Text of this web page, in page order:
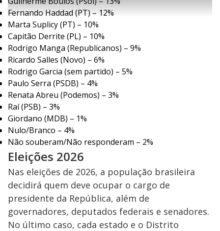
a
y
V
d
e
o
g
u
n
o
e
g
u
M
u
o
Fernando Haddad (PT) – 12%
Marta Suplicy (PT) – 10%
Capitão Derrite (PL) – 10%
Rodrigo Manga (Republicanos) – 9%
Ricardo Salles (Novo) – 6%
Rodrigo Garcia (sem partido) – 5%
Paulo Serra (PSDB) – 4%
Renata Abreu (Podemos) – 3%
Raí (PSB) – 3%
Giordano (MDB) – 1%
Nulo/Branco – 4%
Não souberam/Não responderam – 2%
Eleições 2026
Nas eleições de 2026, a população brasileira
decidirá quem deve ocupar o cargo de
presidente da República, além de
governadores, deputados federais e senadores.
No último caso, cada estado e o Distrito